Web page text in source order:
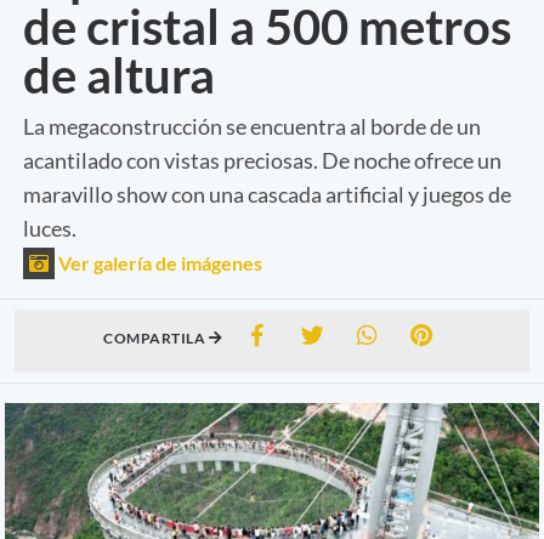
de cristal a 500 metros
de altura
La megaconstrucción se encuentra al borde de un
acantilado con vistas preciosas. De noche ofrece un
maravillo show con una cascada artificial y juegos de
luces.
Ver galería de imágenes
COMPARTILA